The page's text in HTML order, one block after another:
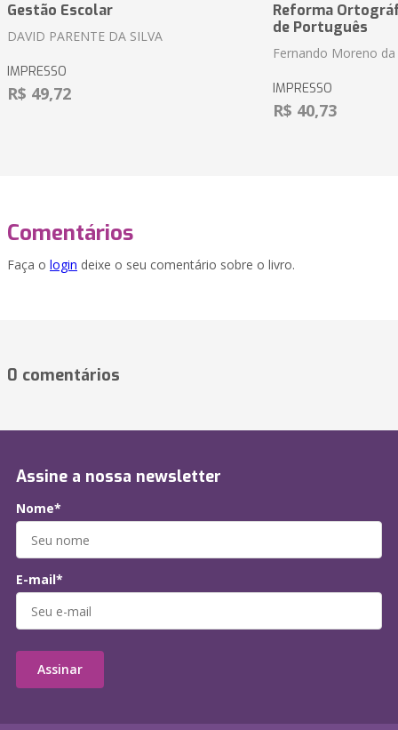
Gestão Escolar
DAVID PARENTE DA SILVA
IMPRESSO
R$ 49,72
Reforma
de Português
Fernando Moreno da
IMPRESSO
R$ 40,73
Comentários
Faça o login deixe o seu comentário sobre o livro.
0 comentários
Assine a nossa newsletter
Nome*
E-mail*
Assinar